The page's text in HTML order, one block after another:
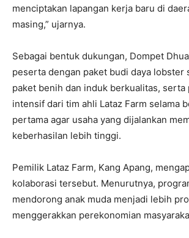
menciptakan lapangan kerja baru di
masing,” ujarnya.
Sebagai bentuk dukungan, Dompet
peserta dengan paket budi daya lobster
paket benih dan induk berkualitas, serta
intensif dari tim ahli Lataz Farm selama
pertama agar usaha yang dijalankan
keberhasilan lebih tinggi.
Pemilik Lataz Farm, Kang Apang,
kolaborasi tersebut. Menurutnya,
mendorong anak muda menjadi lebih
menggerakkan perekonomian